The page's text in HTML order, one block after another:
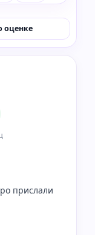
оценке
прислали